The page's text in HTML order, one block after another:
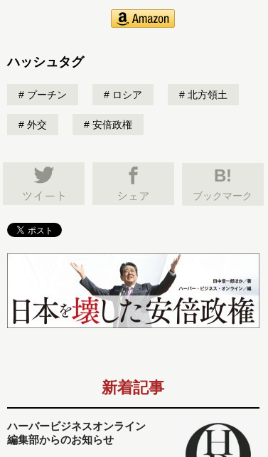
ハッシュタグ
プーチン ロシア 北方領土
外交 安倍政権
B!
ブックマーク
新着記事
ハーバービジネスオンライン
編集部からのお知らせ